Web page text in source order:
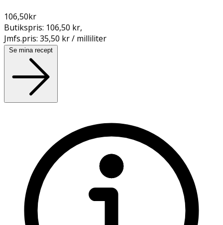
106,50kr
Butikspris: 106,50 kr,
Jmfs.pris: 35,50 kr / milliliter
Se mina recept